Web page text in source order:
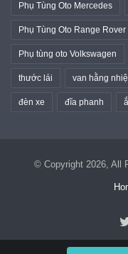
Phụ Tùng Oto Mercedes
Phụ Tùng Oto Range Rover
Phụ tùng oto Volkswagen
thước lái van hằng
đèn xe đĩa phanh
© Copyright 2026, All